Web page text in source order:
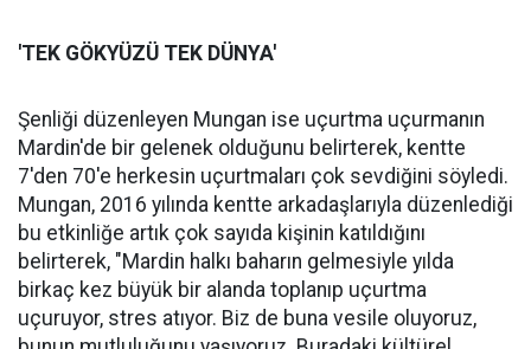
'TEK GÖKYÜZÜ TEK DÜNYA'
Şenliği düzenleyen Mungan ise uçurtma uçurmanın
Mardin'de bir gelenek olduğunu belirterek, kentte
7'den 70'e herkesin uçurtmaları çok sevdiğini söyledi.
Mungan, 2016 yılında kentte arkadaşlarıyla düzenlediği
bu etkinliğe artık çok sayıda kişinin katıldığını
belirterek, "Mardin halkı baharın gelmesiyle yılda
birkaç kez büyük bir alanda toplanıp uçurtma
uçuruyor, stres atıyor. Biz de buna vesile oluyoruz,